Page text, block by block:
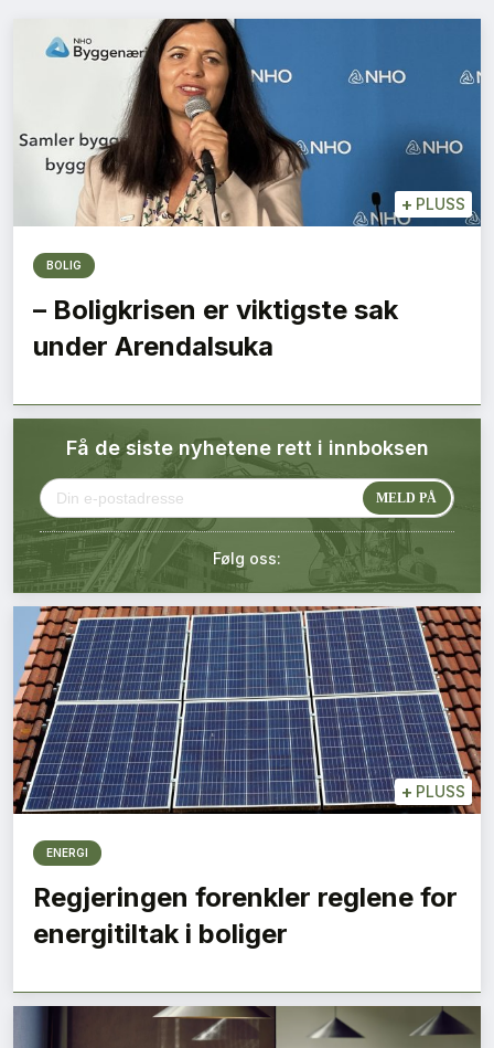
Eiendom
Tips redaksjonen
Annonsering
Abonnement Pluss
Kontakt oss
Login
+ PLUSS
BOLIG
– Boligkrisen er viktigste sak
under Arendalsuka
Få de siste nyhetene rett i innboksen
Følg oss:
+ PLUSS
ENERGI
Regjeringen forenkler reglene for
energitiltak i boliger